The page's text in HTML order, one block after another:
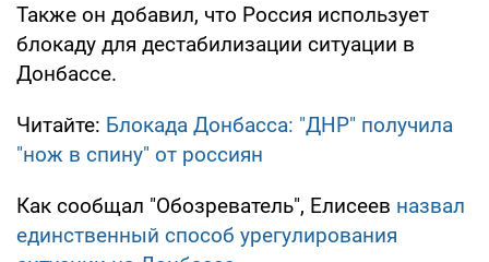
Также он добавил, что Россия использует
блокаду для дестабилизации ситуации в
Донбассе.
Читайте: Блокада Донбасса: "ДНР" получила
"нож в спину" от россиян
Как сообщал "Обозреватель", Елисеев назвал
единственный способ урегулирования